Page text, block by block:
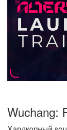
Wuchang: